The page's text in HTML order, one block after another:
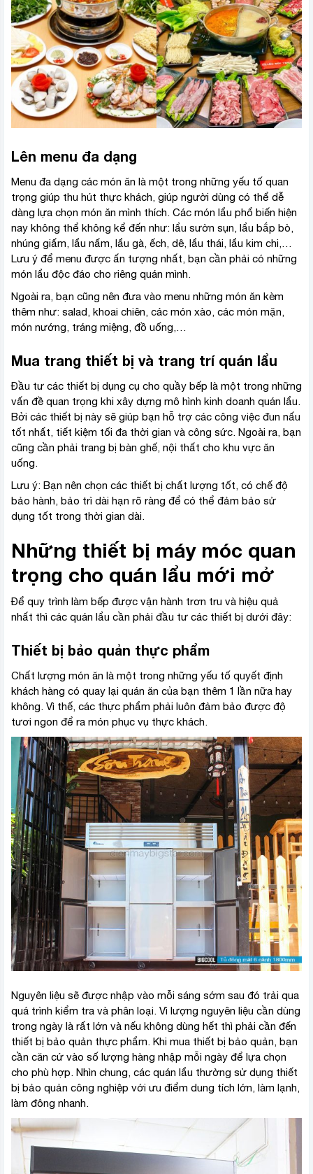
Lên menu đa dạng
Menu đa dạng các món ăn là một trong những yếu tố quan
trọng giúp thu hút thực khách, giúp người dùng có thể dễ
dàng lựa chọn món ăn mình thích. Các món lẩu phổ biến hiện
nay không thể không kể đến như: lẩu sườn sụn, lẩu bắp bò,
nhúng giấm, lẩu nấm, lẩu gà, ếch, dê, lẩu thái, lẩu kim chi,…
Lưu ý để menu được ấn tượng nhất, bạn cần phải có những
món lẩu độc đáo cho riêng quán mình.
Ngoài ra, bạn cũng nên đưa vào menu những món ăn kèm
thêm như: salad, khoai chiên, các món xào, các món mặn,
món nướng, tráng miệng, đồ uống,…
Mua trang thiết bị và trang trí quán lẩu
Đầu tư các thiết bị dụng cụ cho quầy bếp là một trong những
vấn đề quan trọng khi xây dựng mô hình kinh doanh quán lẩu.
Bởi các thiết bị này sẽ giúp bạn hỗ trợ các công việc đun nấu
tốt nhất, tiết kiệm tối đa thời gian và công sức. Ngoài ra, bạn
cũng cần phải trang bị bàn ghế, nội thất cho khu vực ăn
uống.
Lưu ý: Bạn nên chọn các thiết bị chất lượng tốt, có chế độ
bảo hành, bảo trì dài hạn rõ ràng để có thể đảm bảo sử
dụng tốt trong thời gian dài.
Những thiết bị máy móc quan
trọng cho quán lẩu mới mở
Để quy trình làm bếp được vận hành trơn tru và hiệu quả
nhất thì các quán lẩu cần phải đầu tư các thiết bị dưới đây:
Thiết bị bảo quản thực phẩm
Chất lượng món ăn là một trong những yếu tố quyết định
khách hàng có quay lại quán ăn của bạn thêm 1 lần nữa hay
không. Vì thế, các thực phẩm phải luôn đảm bảo được độ
tươi ngon để ra món phục vụ thực khách.
Nguyên liệu sẽ được nhập vào mỗi sáng sớm sau đó trải qua
quá trình kiểm tra và phân loại. Vì lượng nguyên liệu cần dùng
trong ngày là rất lớn và nếu không dùng hết thì phải cần đến
thiết bị bảo quản thực phẩm. Khi mua thiết bị bảo quản, bạn
cần căn cứ vào số lượng hàng nhập mỗi ngày để lựa chọn
cho phù hợp. Nhìn chung, các quán lẩu thường sử dụng thiết
bị bảo quản công nghiệp với ưu điểm dung tích lớn, làm lạnh,
làm đông nhanh.